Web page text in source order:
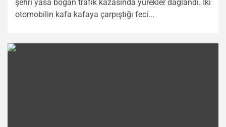
şehri yasa boğan trafik kazasında yürekler dağlandı. İki
otomobilin kafa kafaya çarpıştığı feci...